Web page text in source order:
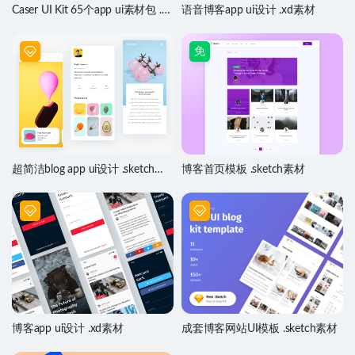
Caser UI Kit 65个app ui素材包 .xd
语音博客app ui设计 .xd素材
超简洁blog app ui设计 .sketch素
免
博客首页模板 .sketch素材
博客app ui设计 .xd素材 成套博客网站UI模板 .sketch素材